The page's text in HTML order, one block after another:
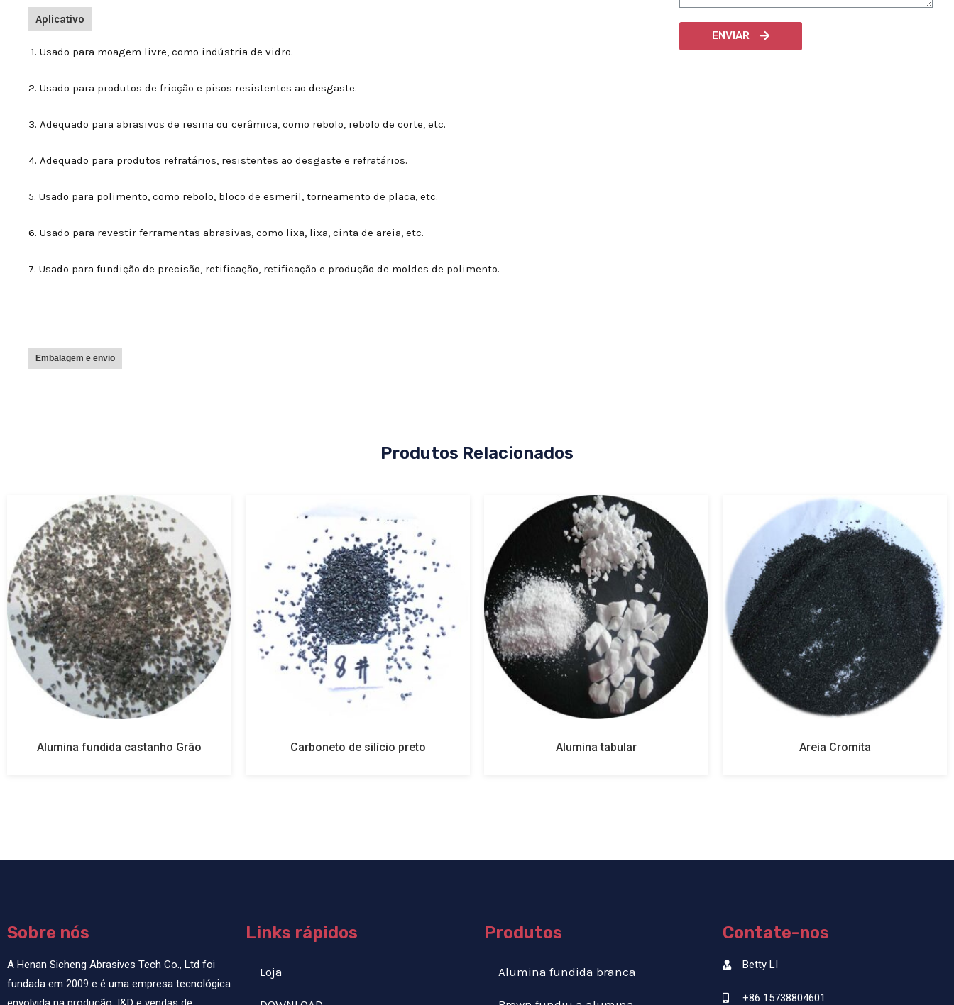
Aplicativo
1. Usado para moagem livre, como indústria de vidro.
2. Usado para produtos de fricção e pisos resistentes ao desgaste.
3. Adequado para abrasivos de resina ou cerâmica, como rebolo, rebolo de corte, etc.
4. Adequado para produtos refratários, resistentes ao desgaste e refratários.
5. Usado para polimento, como rebolo, bloco de esmeril, torneamento de placa, etc.
6. Usado para revestir ferramentas abrasivas, como lixa, lixa, cinta de areia, etc.
7. Usado para fundição de precisão, retificação, retificação e produção de moldes de polimento.
Embalagem e envio
ENVIAR
Produtos Relacionados
Alumina fundida castanho Grão Carboneto de silício preto Alumina tabular Areia Cromita
Sobre nós
A Henan Sicheng Abrasives Tech Co., Ltd foi
fundada em 2009 e é uma empresa tecnológica
Links rápidos
Loja
Produtos
Alumina fundida branca
Contate-nos
Betty LI
+86 15738804601